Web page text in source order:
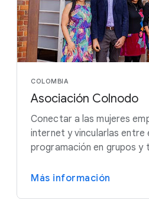
COLOMBIA
Asociación Colnodo
Conectar a las mujeres
internet y vincularlas entre
programación en grupos y
Más información